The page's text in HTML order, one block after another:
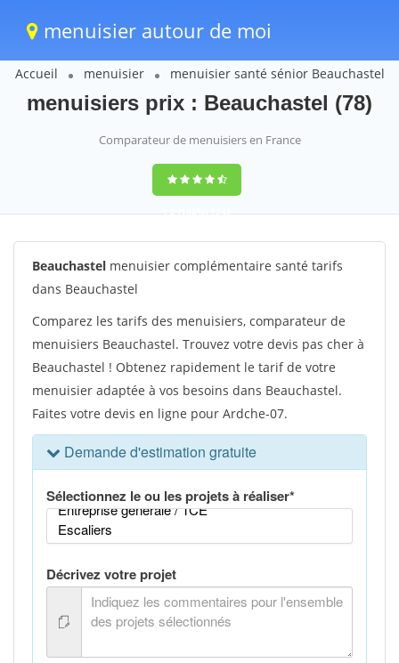
menuisier autour de moi
Accueil menuisier menuisier santé sénior Beauchastel
menuisiers prix : Beauchastel (78)
Comparateur de menuisiers en France
9,2(100%)1242
votes
Beauchastel menuisier complémentaire santé tarifs
dans Beauchastel
Comparez les tarifs des menuisiers, comparateur de
menuisiers Beauchastel. Trouvez votre devis pas cher à
Beauchastel ! Obtenez rapidement le tarif de votre
menuisier adaptée à vos besoins dans Beauchastel.
Faites votre devis en ligne pour Ardche-07.